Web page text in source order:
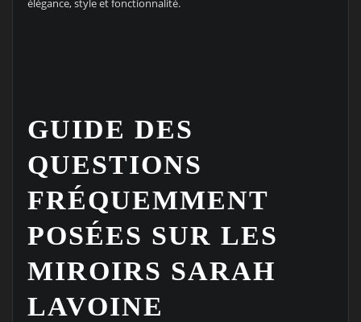
élégance, style et fonctionnalité.
GUIDE DES
QUESTIONS
FRÉQUEMMENT
POSÉES SUR LES
MIROIRS SARAH
LAVOINE